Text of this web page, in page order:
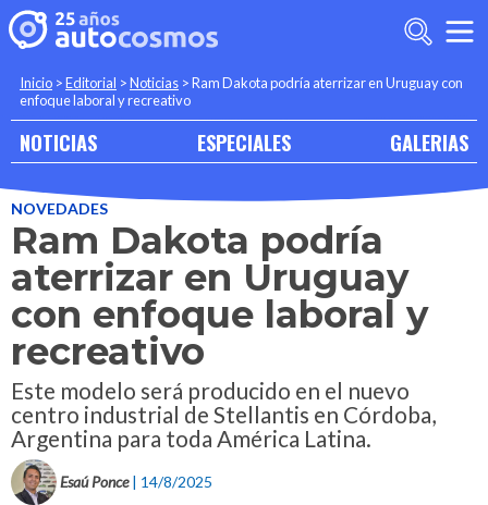
Inicio >Editorial >Noticias >Ram Dakota podría aterrizar en Uruguay con
enfoque laboral y recreativo
NOTICIAS ESPECIALES GALERIAS
NOVEDADES
Ram Dakota podría
aterrizar en Uruguay
con enfoque laboral y
recreativo
Este modelo será producido en el nuevo
centro industrial de Stellantis en Córdoba,
Argentina para toda América Latina.
Esaú Ponce | 14/8/2025